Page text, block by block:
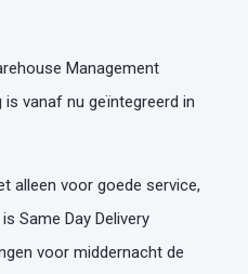
Management
vanaf nu geïntegreerd in
alleen voor goede service,
Same Day Delivery
voor middernacht de